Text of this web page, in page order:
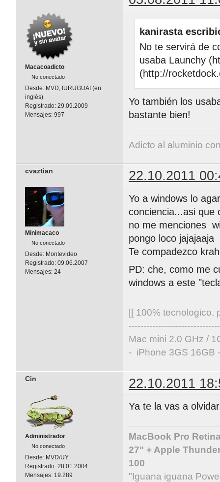
Macacoadicto
No conectado
Desde: MVD, IURUGUAI (en
inglés)
Registrado: 29.09.2009
Mensajes: 997
kanirasta
No te servirá de
usaba Launchy
(http://
Yo también los
bastante bien!
Adicto al aluminio
cvaztian 22.10.2011
Minimacaco
No conectado
Desde: Montevideo
Registrado: 09.06.2007
Mensajes: 24
Yo a windows lo
conciencia...asi que
no me menciones
pongo loco jajajaaja
Te compadezco
PD: che, como me
windows a este
[[ 100% tecnologico,
Mac mini 2.0 GHz /
- iPhone 3GS 16GB
Cin 22.10.2011
Administrador
No conectado
Desde: MVD/UY
Registrado: 28.01.2004
Mensajes: 19.289
Ya te la vas a
MacBook Pro
27" + Apple
100
"Iguana iguana